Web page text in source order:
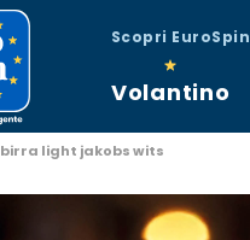
Scopri EuroSpin
Volantino
birra light jakobs wits